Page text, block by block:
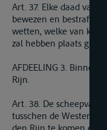
Art. 37. Elke daad van
bewezen en bestraft
wetten, welke van
zal hebben plaats gehad.
AFDEELING 3.
Rijn.
Art. 38. De
tusschen de Wester-